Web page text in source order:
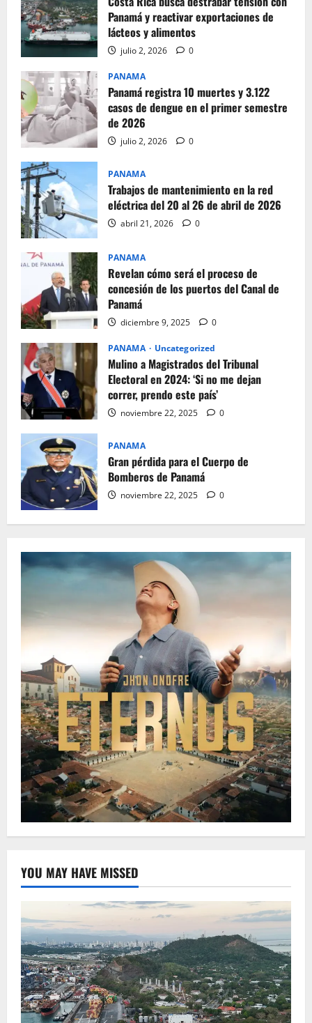
Panamá y reactivar exportaciones de
lácteos y alimentos
julio 2, 2026 0
PANAMA
Panamá registra 10 muertes y 3.122
casos de dengue en el primer semestre
de 2026
julio 2, 2026 0
PANAMA
Trabajos de mantenimiento en la red
eléctrica del 20 al 26 de abril de 2026
abril 21, 2026 0
PANAMA
Revelan cómo será el proceso de
concesión de los puertos del Canal de
Panamá
diciembre 9, 2025 0
PANAMA Uncategorized
Mulino a Magistrados del Tribunal
Electoral en 2024: ‘Si no me dejan
correr, prendo este país’
noviembre 22, 2025 0
PANAMA
Gran pérdida para el Cuerpo de
Bomberos de Panamá
noviembre 22, 2025 0
YOU MAY HAVE MISSED